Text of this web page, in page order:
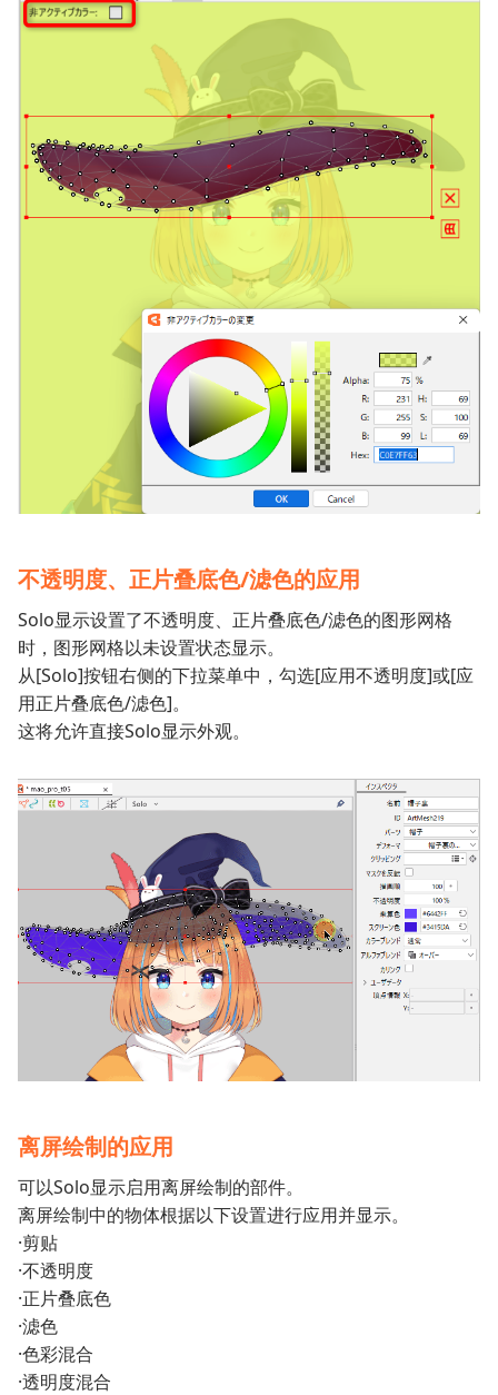
不透明度、正片叠底色/滤色的应用
Solo显示设置了不透明度、正片叠底色/滤色的图形网格
时，图形网格以未设置状态显示。
从[Solo]按钮右侧的下拉菜单中，勾选[应用不透明度]或[应
用正片叠底色/滤色]。
这将允许直接Solo显示外观。
离屏绘制的应用
可以Solo显示启用离屏绘制的部件。
离屏绘制中的物体根据以下设置进行应用并显示。
·剪贴
·不透明度
·正片叠底色
·滤色
·色彩混合
·透明度混合